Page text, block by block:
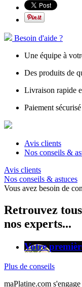
Besoin d'aide ?
Une équipe à
Des produits de
Livraison rapide
Paiement
Avis clients
Nos conseils &
Avis clients
Nos conseils & astuces
Vous avez besoin de
Retrouvez
nos experts...
Votre
Plus de conseils
maPlatine.com